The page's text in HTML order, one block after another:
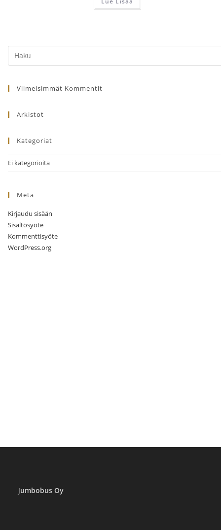
Search
this
Viimeisimmät Kommentit
Arkistot
Kategoriat
Ei kategorioita
Meta
Kirjaudu sisään
Sisältösyöte
Kommenttisyöte
WordPress.org
Jumbobus Oy